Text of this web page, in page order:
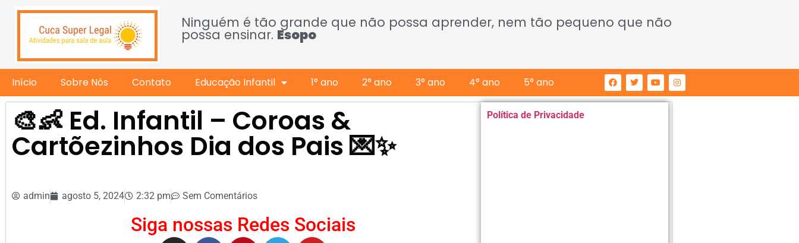
Ninguém é tão grande que não possa aprender, nem tão pequeno que não
possa ensinar. Esopo
Início Sobre Nós Contato Educação Infantil 1° ano 2° ano 3° ano 4° ano 5° ano
🎨👶 Ed. Infantil – Coroas &
Cartõezinhos Dia dos Pais 💌✨
admin agosto 5, 2024 2:32 pm Sem Comentários
Siga nossas Redes Sociais
Política de Privacidade